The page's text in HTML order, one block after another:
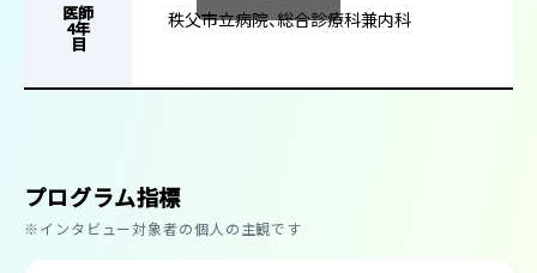
医師
4年
目
秩父市立病院、総合診療科兼内科
プログラム指標
※インタビュー対象者の個人の主観です